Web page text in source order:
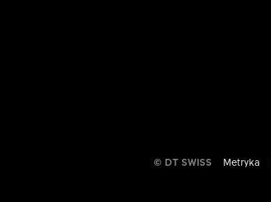
© DT SWISS Metryka